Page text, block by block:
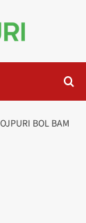
BOL BAM